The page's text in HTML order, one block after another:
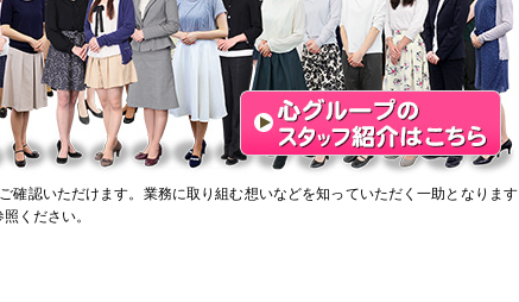
確認いただけます。業務に取り組む想いなどを知っていただく一助となります
ください。